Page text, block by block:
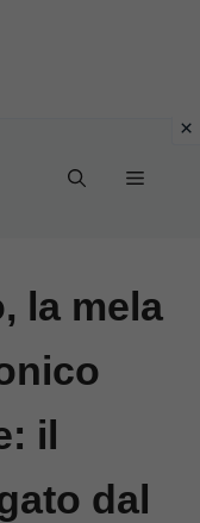
Menu
la mela
il
dal